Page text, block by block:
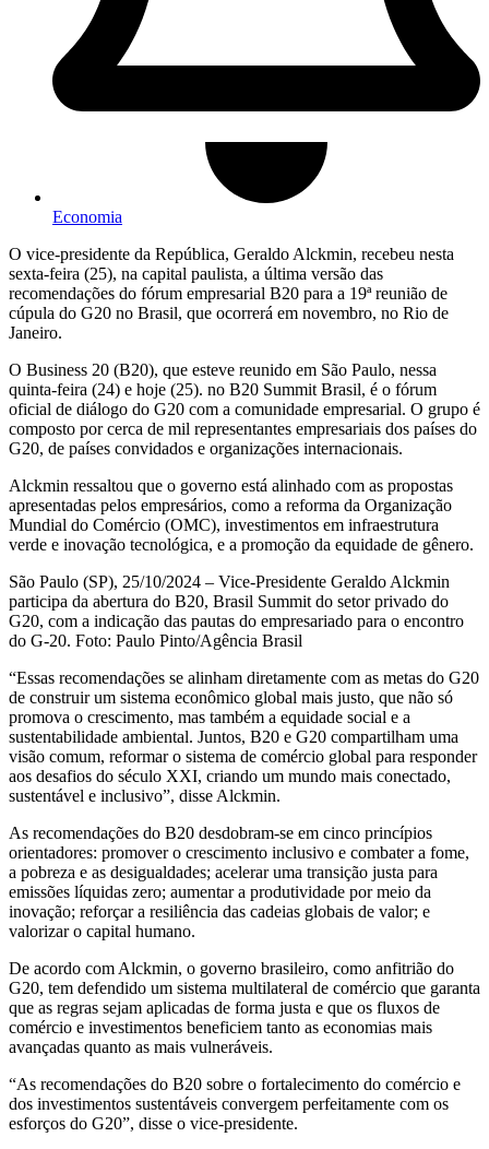
Economia
O vice-presidente da República, Geraldo Alckmin, recebeu nesta
sexta-feira (25), na capital paulista, a última versão das
recomendações do fórum empresarial B20 para a 19ª reunião de
cúpula do G20 no Brasil, que ocorrerá em novembro, no Rio de
Janeiro.
O Business 20 (B20), que esteve reunido em São Paulo, nessa
quinta-feira (24) e hoje (25). no B20 Summit Brasil, é o fórum
oficial de diálogo do G20 com a comunidade empresarial. O grupo é
composto por cerca de mil representantes empresariais dos países do
G20, de países convidados e organizações internacionais.
Alckmin ressaltou que o governo está alinhado com as propostas
apresentadas pelos empresários, como a reforma da Organização
Mundial do Comércio (OMC), investimentos em infraestrutura
verde e inovação tecnológica, e a promoção da equidade de gênero.
São Paulo (SP), 25/10/2024 – Vice-Presidente Geraldo Alckmin
participa da abertura do B20, Brasil Summit do setor privado do
G20, com a indicação das pautas do empresariado para o encontro
do G-20. Foto: Paulo Pinto/Agência Brasil
“Essas recomendações se alinham diretamente com as metas do G20
de construir um sistema econômico global mais justo, que não só
promova o crescimento, mas também a equidade social e a
sustentabilidade ambiental. Juntos, B20 e G20 compartilham uma
visão comum, reformar o sistema de comércio global para responder
aos desafios do século XXI, criando um mundo mais conectado,
sustentável e inclusivo”, disse Alckmin.
As recomendações do B20 desdobram-se em cinco princípios
orientadores: promover o crescimento inclusivo e combater a fome,
a pobreza e as desigualdades; acelerar uma transição justa para
emissões líquidas zero; aumentar a produtividade por meio da
inovação; reforçar a resiliência das cadeias globais de valor; e
valorizar o capital humano.
De acordo com Alckmin, o governo brasileiro, como anfitrião do
G20, tem defendido um sistema multilateral de comércio que garanta
que as regras sejam aplicadas de forma justa e que os fluxos de
comércio e investimentos beneficiem tanto as economias mais
avançadas quanto as mais vulneráveis.
“As recomendações do B20 sobre o fortalecimento do comércio e
dos investimentos sustentáveis convergem perfeitamente com os
esforços do G20”, disse o vice-presidente.